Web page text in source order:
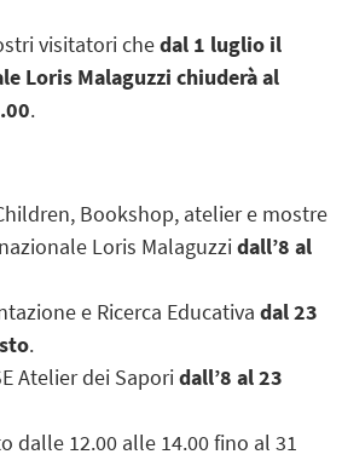
visitatori chedal 1 luglio il
Loris Malaguzzi chiuderà al
.
Bookshop, atelier e mostre
Loris Malaguzzidall’8 al
e Ricerca Educativa dal 23
.
Atelier dei Saporidall’8 al 23
dalle 12.00 alle 14.00 fino al 31